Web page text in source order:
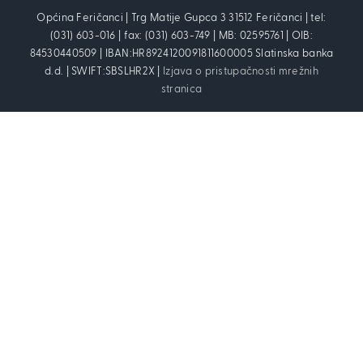
Općina Feričanci | Trg Matije Gupca 3 31512 Feričanci | tel:
(031) 603-016 | fax: (031) 603-749 | MB: 02595761 | OIB:
84530440509 | IBAN:HR8924120091811600005 Slatinska banka
d.d. | SWIFT:SBSLHR2X |
Izjava o pristupačnosti mrežnih
stranica